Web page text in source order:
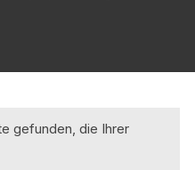
gefunden, die Ihrer